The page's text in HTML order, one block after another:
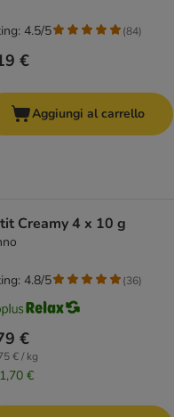
€
4.5/5 (84)
Aggiungi al carrello
Creamy 4 x 10 g
€
€ / kg
1,70 €
4.8/5 (36)